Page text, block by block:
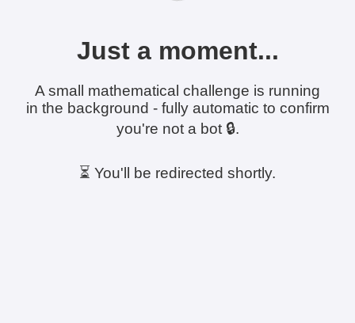
Just a moment...
A small mathematical challenge is running
in the background - fully automatic to confirm
you're not a bot 🔒.
⏳ You'll be redirected shortly.